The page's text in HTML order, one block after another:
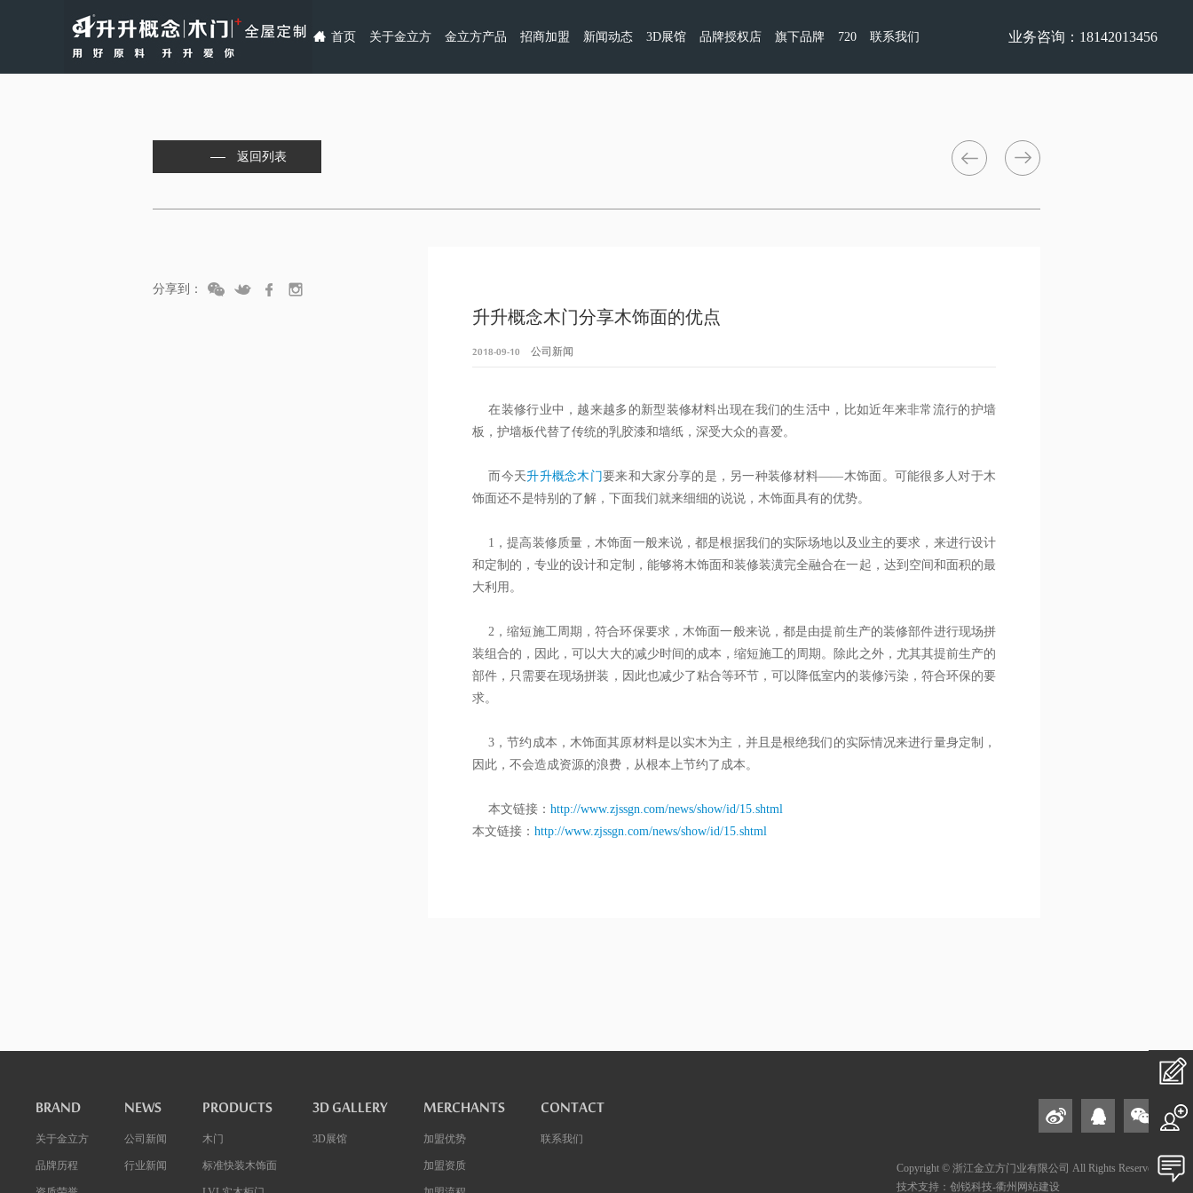
首页 关于金立方 金立方产品 招商加盟 新闻动态 3D展馆 品牌授权店 旗下品牌 720 联系我们 业务咨询：18142013456
返回列表
分享到：
升升概念木门分享木饰面的优点
2018-09-10
公司新闻
在装修行业中，越来越多的新型装修材料出现在我们的生活中，比如近年来非常流行的护墙
板，护墙板代替了传统的乳胶漆和墙纸，深受大众的喜爱。
而今天升升概念木门要来和大家分享的是，另一种装修材料——木饰面。可能很多人对于木
饰面还不是特别的了解，下面我们就来细细的说说，木饰面具有的优势。
1 ，提高装修质量，木饰面一般来说，都是根据我们的实际场地以及业主的要求，来进行设计
和定制的，专业的设计和定制，能够将木饰面和装修装潢完全融合在一起，达到空间和面积的最
大利用。
2 ，缩短施工周期，符合环保要求，木饰面一般来说，都是由提前生产的装修部件进行现场拼
装组合的，因此，可以大大的减少时间的成本，缩短施工的周期。除此之外，尤其其提前生产的
部件，只需要在现场拼装，因此也减少了粘合等环节，可以降低室内的装修污染，符合环保的要
求。
3 ，节约成本，木饰面其原材料是以实木为主，并且是根绝我们的实际情况来进行量身定制，
因此，不会造成资源的浪费，从根本上节约了成本。
本文链接： http://www.zjssgn.com/news/show/id/15.shtml
本文链接： http://www.zjssgn.com/news/show/id/15.shtml
BRAND
关于金立方
品牌历程
NEWS
公司新闻
行业新闻
PRODUCTS
木门
标准快装木饰面
3D GALLERY
3D展馆
MERCHANTS
加盟优势
加盟资质
CONTACT
联系我们
Copyright © 浙江金立方门业有限公司 All Rights Reserved
技术支持：创锐科技-衢州网站建设
在
私
投